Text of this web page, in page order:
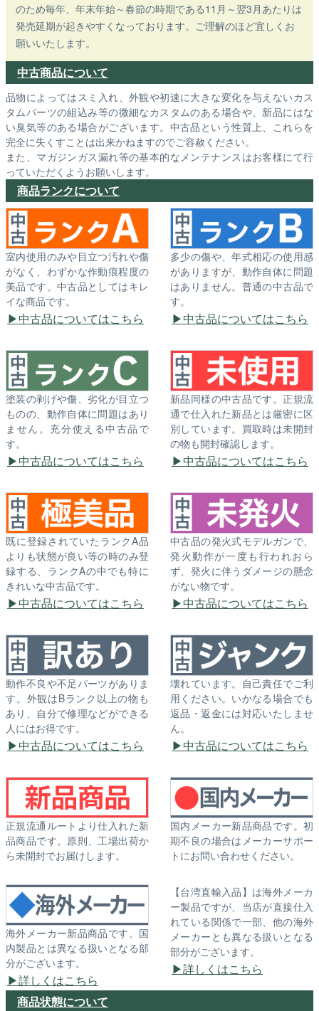
のため毎年、年末年始～春節の時期である11月～翌3月あたりは
発売延期が起きやすくなっております。ご理解のほど宜しくお
願いいたします。
中古商品について
品物によってはスミ入れ、外観や初速に大きな変化を与えないカス
タムパーツの組込み等の微細なカスタムのある場合や、新品にはな
い臭気等のある場合がございます。中古品という性質上、これらを
完全に失くすことは出来かねますのでご容赦ください。
また、マガジンガス漏れ等の基本的なメンテナンスはお客様にて行
っていただくようお願いします。
商品ランクについて
室内使用のみや目立つ汚れや傷
がなく、わずかな作動痕程度の
美品です。中古品としてはキレ
イな商品です。
中古品についてはこちら
多少の傷や、年式相応の使用感
がありますが、動作自体に問題
はありません。普通の中古品で
す。
中古品についてはこちら
塗装の剥げや傷、劣化が目立つ
ものの、動作自体に問題はあり
ません。充分使える中古品で
す。
中古品についてはこちら
新品同様の中古品です。正規流
通で仕入れた新品とは厳密に区
別しています。買取時は未開封
の物も開封確認します。
中古品についてはこちら
既に登録されていたランクA品
よりも状態が良い等の時のみ登
録する、ランクAの中でも特に
きれいな中古品です。
中古品についてはこちら
中古品の発火式モデルガンで、
発火動作が一度も行われおら
ず、発火に伴うダメージの懸念
がない物です。
中古品についてはこちら
動作不良や不足パーツがありま
す。外観はBランク以上の物も
あり、自分で修理などができる
人にはお得です。
中古品についてはこちら
壊れています。自己責任でご利
用ください。いかなる場合でも
返品・返金には対応いたしませ
ん。
中古品についてはこちら
正規流通ルートより仕入れた新
品商品です。原則、工場出荷か
ら未開封でお届けします。
国内メーカー新品商品です。初
期不良の場合はメーカーサポー
トにお問い合わせください。
海外メーカー新品商品です。国
内製品とは異なる扱いとなる部
分がございます。
詳しくはこちら
【台湾直輸入品】は海外メーカ
ー製品ですが、当店が直接仕入
れている関係で一部、他の海外
メーカーとも異なる扱いとなる
部分がございます。
詳しくはこちら
商品状態について